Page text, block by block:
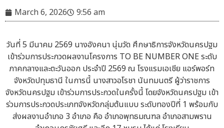
March 6, 2026 9:56 am
วันที่ 5 มีนาคม 2569 นางอังคนา นุ่มวัด ศึกษาธิการจังหวัดนครปฐม
เข้าร่วมการประกวดผลงานโครงการ TO BE NUMBER ONE ระดับ
ภาคกลางและตะวันออก ประจำปี 2569 ณ โรงแรมเอเชีย แอร์พอร์ท
จังหวัดปทุมธานี ในการนี้ นางสาวอโรชา นันทมนตรี ผู้ว่าราชการ
จังหวัดนครปฐม เข้าร่วมการประกวดในครั้งนี้ โดยจังหวัดนครปฐม เข้า
ร่วมการประกวดประเภทจังหวัดกลุ่มต้นแบบ ระดับทองปีที่ 1 พร้อมกับ
ส่งผลงานอำเภอ 3 อำเภอ คือ อำเภอพุทธมณฑล อำเภอสามพราน